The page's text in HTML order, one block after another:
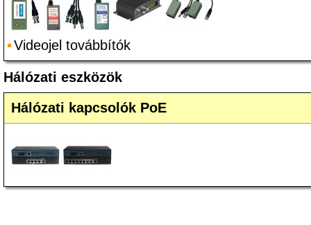
Videojel továbbítók
Hálózati eszközök
Hálózati kapcsolók PoE